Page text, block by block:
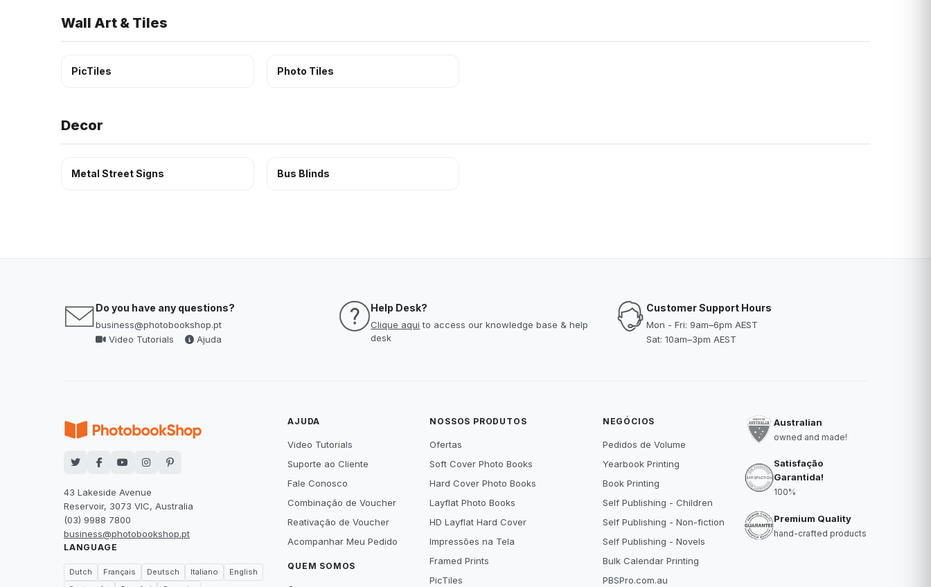
Wall Art & Tiles
PicTiles Photo Tiles
Decor
Metal Street Signs Bus Blinds
Do you have any questions?
business@photobookshop.pt
Video Tutorials
Ajuda
Help Desk?
Clique aqui to access our knowledge base & help
desk
Customer Support Hours
Mon - Fri: 9am–6pm AEST
Sat: 10am–3pm AEST
43 Lakeside Avenue
Reservoir, 3073 VIC, Australia
(03) 9988 7800
business@photobookshop.pt
LANGUAGE
Dutch Français Deutsch Italiano
English
AJUDA
Video Tutorials
Suporte ao Cliente
Fale Conosco
Combinação de Voucher
Reativação de Voucher
Acompanhar Meu Pedido
QUEM SOMOS
NOSSOS PRODUTOS
Ofertas
Soft Cover Photo Books
Hard Cover Photo Books
Layflat Photo Books
HD Layflat Hard Cover
Impressões na Tela
Framed Prints
PicTiles
NEGÓCIOS
Pedidos de Volume
Yearbook Printing
Book Printing
Self Publishing - Children
Self Publishing - Non-fiction
Self Publishing - Novels
Bulk Calendar Printing
PBSPro.com.au
Australian
owned and made!
Satisfação
Garantida!
100%
Premium Quality
hand-crafted products